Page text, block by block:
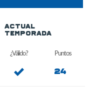
Actual
Temporada
¿Válido?
Puntos
24